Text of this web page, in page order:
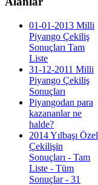
01-01-2013 Milli
Piyango Çekiliş
Sonuçları Tam
Liste
31-12-2011 Milli
Piyango Çekiliş
Sonuçları
Piyangodan para
kazananlar ne
halde?
2014 Yılbaşı Özel
Çekilişin
Sonuçları - Tam
Liste - Tüm
Sonuçlar - 31